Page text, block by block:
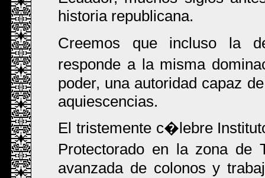
historia republicana.
Creemos que incluso la
responde a la misma
poder, una autoridad capaz
aquiescencias.
El tristemente c�lebre
Protectorado en la zona
avanzada de colonos y